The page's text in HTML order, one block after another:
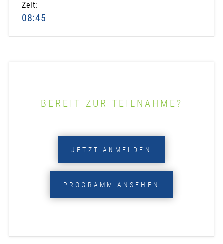
Zeit:
08:45
BEREIT ZUR TEILNAHME?
JETZT ANMELDEN
PROGRAMM ANSEHEN